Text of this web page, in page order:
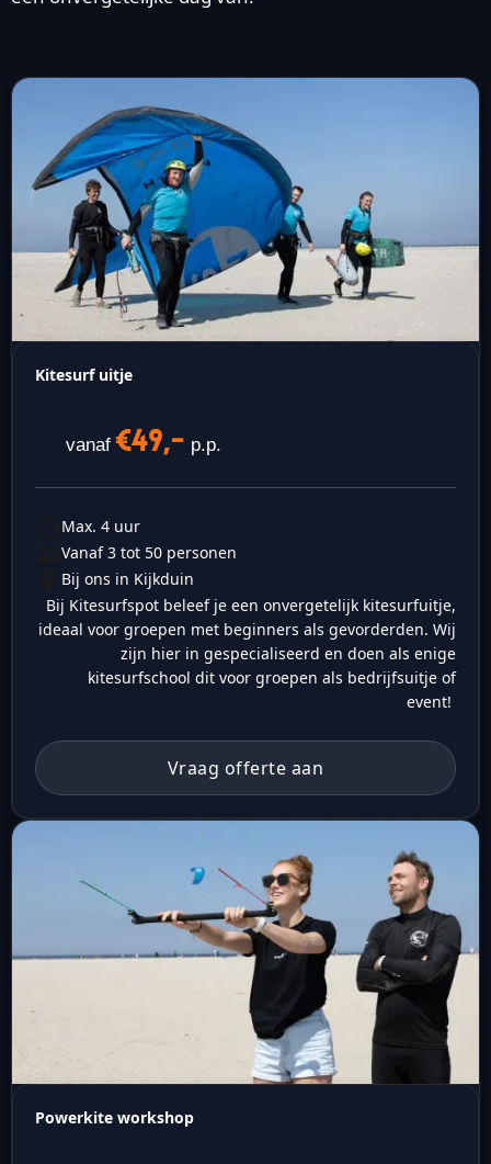
Kitesurf uitje
vanaf€49,- p.p.
Max. 4 uur
Vanaf 3 tot 50 personen
Bij ons in Kijkduin
Bij Kitesurfspot beleef je een onvergetelijk kitesurfuitje,
ideaal voor groepen met beginners als gevorderden. Wij
zijn hier in gespecialiseerd en doen als enige
kitesurfschool dit voor groepen als bedrijfsuitje of
event!
Vraag offerte aan
Powerkite workshop